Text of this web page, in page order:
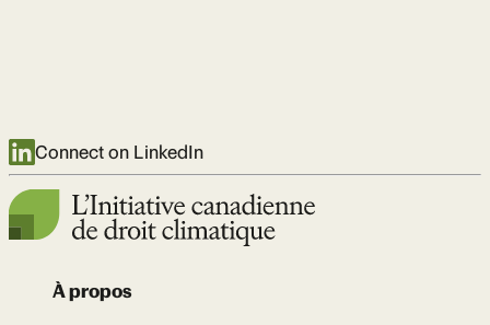
Connect on LinkedIn
À propos